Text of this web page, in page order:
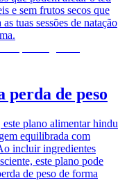
e sem frutos secos que
tuas sessões de natação
perda de peso
este plano alimentar hindu
equilibrada com
incluir ingredientes
este plano pode
de peso de forma